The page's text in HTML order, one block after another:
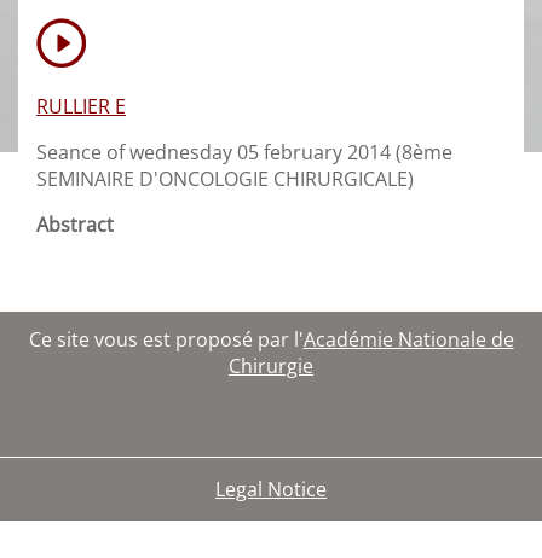
RULLIER E
Seance of wednesday 05 february 2014 (8ème
SEMINAIRE D'ONCOLOGIE CHIRURGICALE)
Abstract
Ce site vous est proposé par l'Académie Nationale de
Chirurgie
Legal Notice